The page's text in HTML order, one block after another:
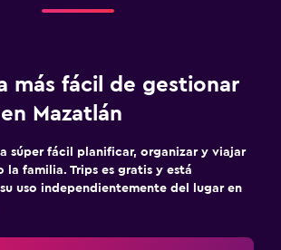
más fácil de gestionar
Mazatlán
súper fácil planificar, organizar y viajar
la familia. Trips es gratis y está
uso independientemente del lugar en